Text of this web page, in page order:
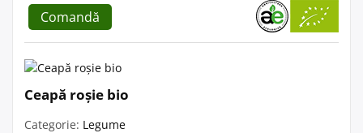
Comandă
Ceapă roșie bio
Categorie: Legume